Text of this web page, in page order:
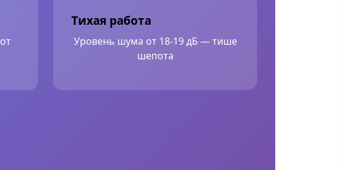
Тихая работа
Уровень шума от 18-19 дБ — тише
шепота